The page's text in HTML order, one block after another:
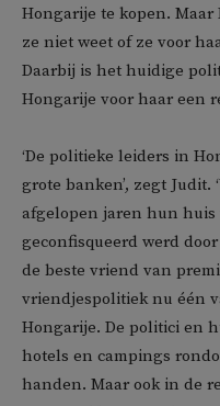
Hongarije te kopen.
ze niet weet of ze voor
Daarbij is het huidige
Hongarije voor haar een
‘De politieke leiders in
grote banken’, zegt Judit.
afgelopen jaren hun
geconfisqueerd werd
de beste vriend van
vriendjespolitiek nu één
Hongarije. De politici en
hotels en campings
handen. Maar ook in de